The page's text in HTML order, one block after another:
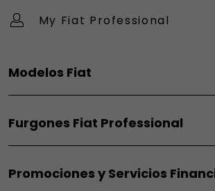
My Fiat Professional
Modelos Fiat
Grizzly
Grizzly Fastback
Topolino
Furgones Fiat Professional
Doblò Térmico
Promociones y Servicios